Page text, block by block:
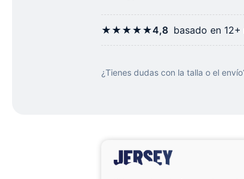
★★★★★4,8 basado en
¿Tienes dudas con la talla o el